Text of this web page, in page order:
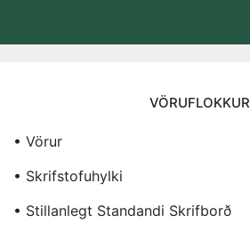
VÖRUFLOKKUR
• Vörur
• Skrifstofuhylki
• Stillanlegt Standandi Skrifborð